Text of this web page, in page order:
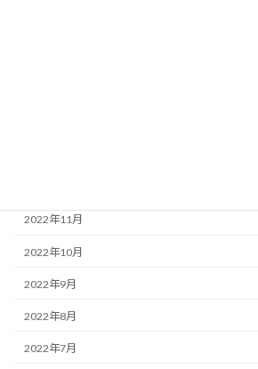
2022年11月
2022年10月
2022年9月
2022年8月
2022年7月